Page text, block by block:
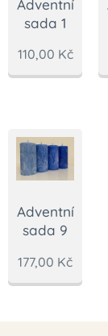
Adventní
sada 1
110,00 Kč
Adventní
sada 9
177,00 Kč